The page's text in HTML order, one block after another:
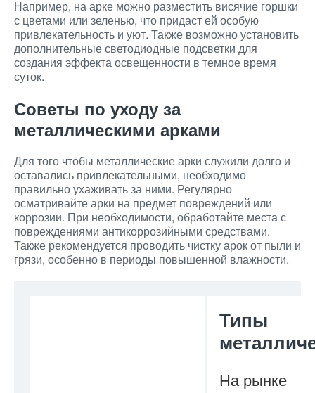
Например, на арке можно разместить висячие горшки
с цветами или зеленью, что придаст ей особую
привлекательность и уют. Также возможно установить
дополнительные светодиодные подсветки для
создания эффекта освещенности в темное время
суток.
Советы по уходу за
металлическими арками
Для того чтобы металлические арки служили долго и
оставались привлекательными, необходимо
правильно ухаживать за ними. Регулярно
осматривайте арки на предмет повреждений или
коррозии. При необходимости, обработайте места с
повреждениями антикоррозийными средствами.
Также рекомендуется проводить чистку арок от пыли и
грязи, особенно в периоды повышенной влажности.
Типы
На рынке